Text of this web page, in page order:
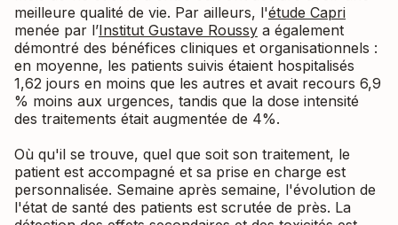
meilleure qualité de vie. Par ailleurs, l'étude Capri
menée par l’Institut Gustave Roussy a également
démontré des bénéfices cliniques et organisationnels :
en moyenne, les patients suivis étaient hospitalisés
1,62 jours en moins que les autres et avait recours 6,9
% moins aux urgences, tandis que la dose intensité
des traitements était augmentée de 4%.
Où qu'il se trouve, quel que soit son traitement, le
patient est accompagné et sa prise en charge est
personnalisée. Semaine après semaine, l'évolution de
l'état de santé des patients est scrutée de près. La